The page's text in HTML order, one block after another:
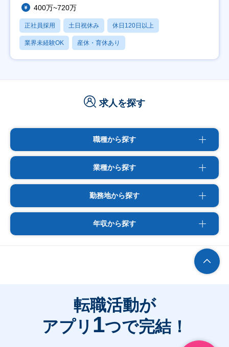
400万~720万
正社員採用 土日祝休み 休日120日以上
業界未経験OK 産休・育休あり
求人を探す
職種から探す
業種から探す
勤務地から探す
年収から探す
転職活動が
アプリ 1つで完結！